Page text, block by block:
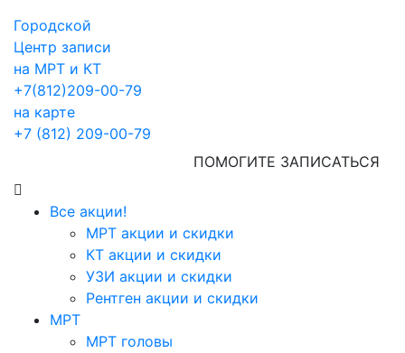
Городской
Центр записи
на МРТ и КТ
+7(812)209-00-79
на карте
+7 (812) 209-00-79
ПОМОГИТЕ ЗАПИСАТЬСЯ
Все акции!
МРТ акции и скидки
КТ акции и скидки
УЗИ акции и скидки
Рентген акции и скидки
МРТ
МРТ головы